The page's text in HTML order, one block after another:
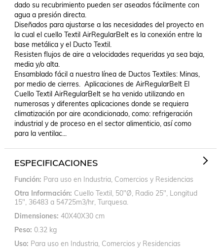
dado su recubrimiento pueden ser aseados fácilmente con
agua a presión directa.
Diseñados para ajustarse a las necesidades del proyecto en
la cual el cuello Textil AirRegularBelt es la conexión entre la
base metálica y el Ducto Textil.
Resisten flujos de aire a velocidades requeridas ya sea baja,
media y/o alta.
Ensamblado fácil a nuestra línea de Ductos Textiles: Minas,
por medio de cierres.  Aplicaciones de AirRegularBelt El
Cuello Textil AirRegularBelt se ha venido utilizando en
numerosas y diferentes aplicaciones donde se requiera
climatización por aire acondicionado, como: refrigeración
industrial y de proceso en el sector alimenticio, así como
para la ventilac...
ESPECIFICACIONES
Función Para uso en Industria, Comercios y Residencias
Otra Información Cuello Textil, 50"Ø, Radio 25", Longitud
15", 36483 a 54725m3/hr, Turquesa.
Dimensiones 40X40X30 cm
Peso 0.32 kg
Uso Para uso en Industria, Comercios y Residencias